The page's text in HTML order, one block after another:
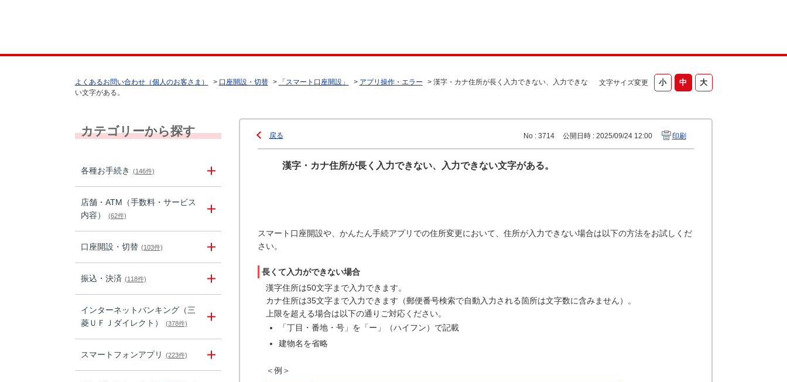
文字サイズ変更
よくあるお問い合わせ（個人のお客さま） > 口座開設・切替 > 「スマート口座開設」 > アプリ操作・エラー > 漢字・カナ住所が長く入力できない、入力できな
い文字がある。
カテゴリーから探す
各種お手続き (146件)
店舗・ATM（手数料・サービス
内容）
(62件)
口座開設・切替 (103件)
振込・決済 (118件)
インターネットバンキング（三
菱ＵＦＪダイレクト）
(378件)
スマートフォンアプリ (223件)
戻る No : 3714 公開日時 : 2025/09/24 12:00 印刷
漢字・カナ住所が長く入力できない、入力できない文字がある。
スマート口座開設や、かんたん手続アプリでの住所変更において、住所が入力できない場合は以下の方法をお試しくだ
さい。
長くて入力ができない場合
漢字住所は50文字まで入力できます。
カナ住所は35文字まで入力できます（郵便番号検索で自動入力される箇所は文字数に含みません）。
上限を超える場合は以下の通りご対応ください。
「丁目・番地・号」を「ー」（ハイフン）で記載
建物名を省略
＜例＞